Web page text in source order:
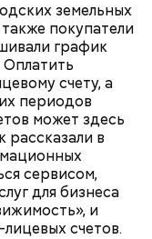
земельных
покупатели
график
Оплатить
счету, а
периодов
может здесь
рассказали в
сервисом,
для бизнеса
и
счетов.
улицы
районов
по делам по
в начале
годах. В здании
обустроен
которые
в Московском
пассажиров
Северный
в июне